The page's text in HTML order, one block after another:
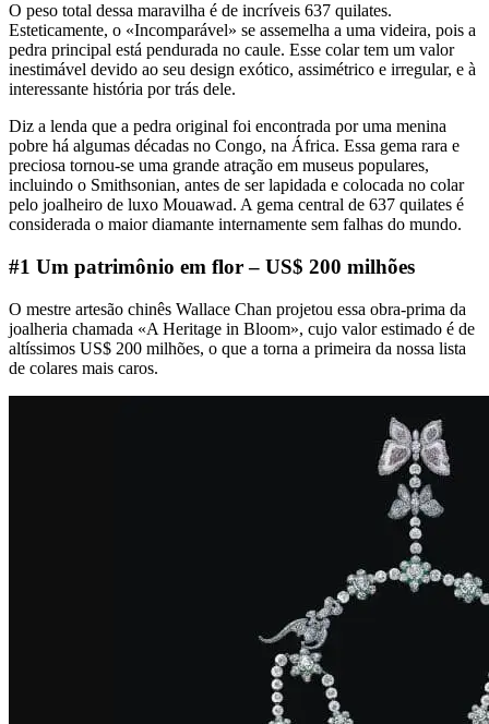
O peso total dessa maravilha é de incríveis 637 quilates.
Esteticamente, o «Incomparável» se assemelha a uma videira, pois a
pedra principal está pendurada no caule. Esse colar tem um valor
inestimável devido ao seu design exótico, assimétrico e irregular, e à
interessante história por trás dele.
Diz a lenda que a pedra original foi encontrada por uma menina
pobre há algumas décadas no Congo, na África. Essa gema rara e
preciosa tornou-se uma grande atração em museus populares,
incluindo o Smithsonian, antes de ser lapidada e colocada no colar
pelo joalheiro de luxo Mouawad. A gema central de 637 quilates é
considerada o maior diamante internamente sem falhas do mundo.
#1 Um patrimônio em flor – US$ 200 milhões
O mestre artesão chinês Wallace Chan projetou essa obra-prima da
joalheria chamada «A Heritage in Bloom», cujo valor estimado é de
altíssimos US$ 200 milhões, o que a torna a primeira da nossa lista
de colares mais caros.